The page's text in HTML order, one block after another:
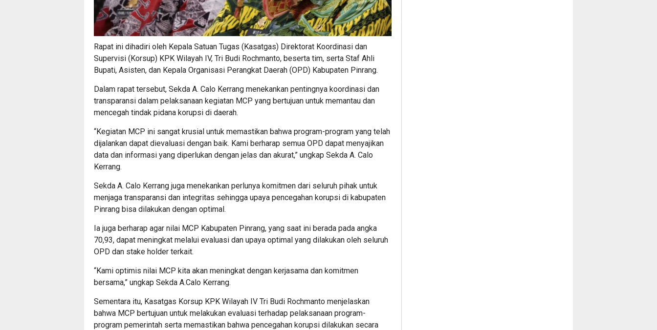
Rapat ini dihadiri oleh Kepala Satuan Tugas (Kasatgas) Direktorat Koordinasi dan
Supervisi (Korsup) KPK Wilayah IV, Tri Budi Rochmanto, beserta tim, serta Staf Ahli
Bupati, Asisten, dan Kepala Organisasi Perangkat Daerah (OPD) Kabupaten Pinrang.
Dalam rapat tersebut, Sekda A. Calo Kerrang menekankan pentingnya koordinasi dan
transparansi dalam pelaksanaan kegiatan MCP yang bertujuan untuk memantau dan
mencegah tindak pidana korupsi di daerah.
“Kegiatan MCP ini sangat krusial untuk memastikan bahwa program-program yang telah
dijalankan dapat dievaluasi dengan baik. Kami berharap semua OPD dapat menyajikan
data dan informasi yang diperlukan dengan jelas dan akurat,” ungkap Sekda A. Calo
Kerrang.
Sekda A. Calo Kerrang juga menekankan perlunya komitmen dari seluruh pihak untuk
menjaga transparansi dan integritas sehingga upaya pencegahan korupsi di kabupaten
Pinrang bisa dilakukan dengan optimal.
Ia juga berharap agar nilai MCP Kabupaten Pinrang, yang saat ini berada pada angka
70,93, dapat meningkat melalui evaluasi dan upaya optimal yang dilakukan oleh seluruh
OPD dan stake holder terkait.
“Kami optimis nilai MCP kita akan meningkat dengan kerjasama dan komitmen
bersama,” ungkap Sekda A.Calo Kerrang.
Sementara itu, Kasatgas Korsup KPK Wilayah IV Tri Budi Rochmanto menjelaskan
bahwa MCP bertujuan untuk melakukan evaluasi terhadap pelaksanaan program-
program pemerintah serta memastikan bahwa pencegahan korupsi dilakukan secara